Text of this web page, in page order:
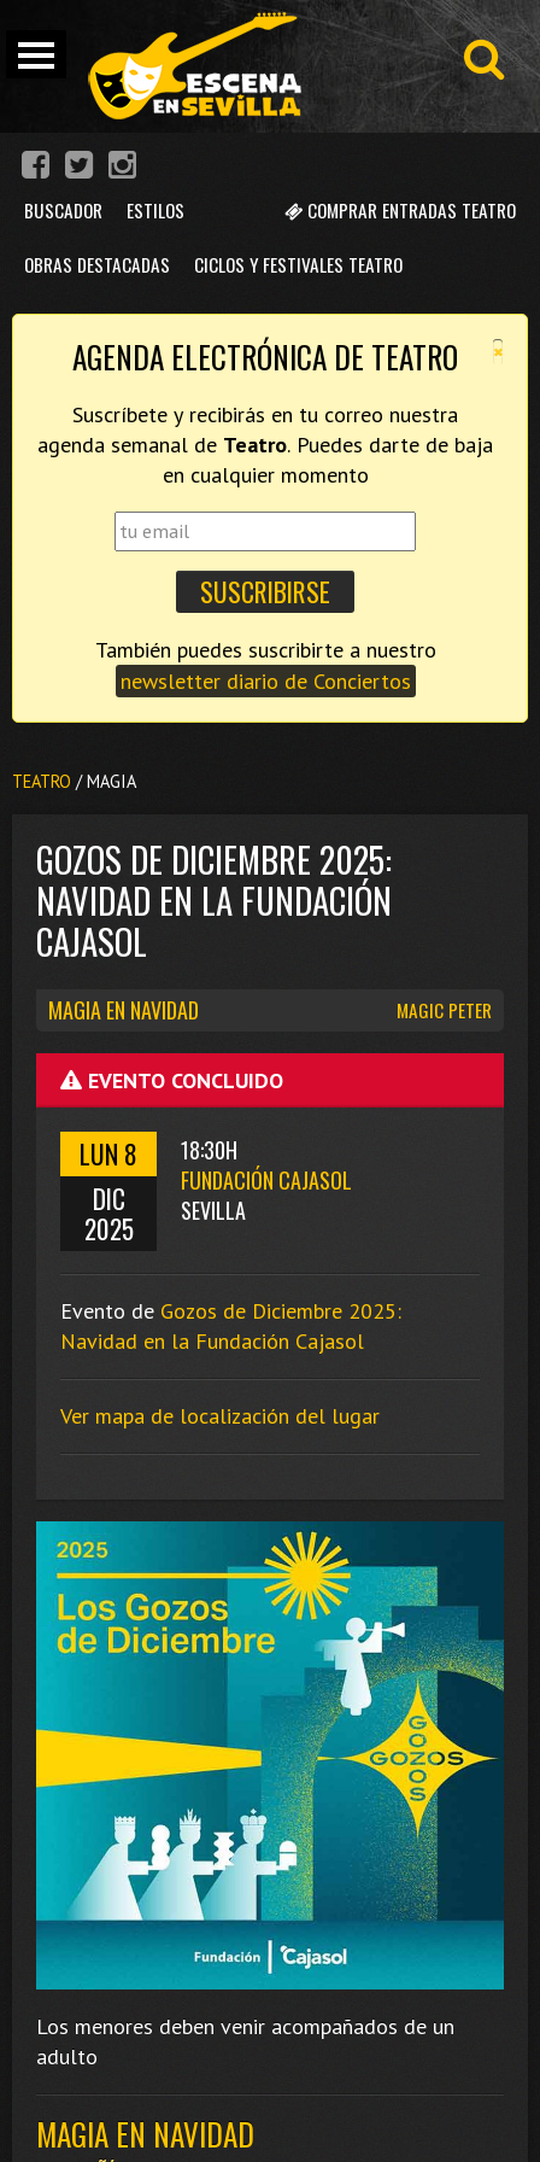
COMPRAR ENTRADAS TEATRO
BUSCADOR ESTILOS
OBRAS DESTACADAS CICLOS Y FESTIVALES TEATRO
×
AGENDA ELECTRÓNICA DE TEATRO
Suscríbete y recibirás en tu correo nuestra
agenda semanal de Teatro. Puedes darte de baja
en cualquier momento
newsletter diario de Conciertos
TEATRO / MAGIA
GOZOS DE DICIEMBRE 2025:
NAVIDAD EN LA FUNDACIÓN
CAJASOL
MAGIC PETER
MAGIA EN NAVIDAD
EVENTO CONCLUIDO
LUN 8
DIC
2025
18:30H
FUNDACIÓN CAJASOL
SEVILLA
Evento de Gozos de Diciembre 2025:
Navidad en la Fundación Cajasol
Ver mapa de localización del lugar
Los menores deben venir acompañados de un
adulto
MAGIA EN NAVIDAD